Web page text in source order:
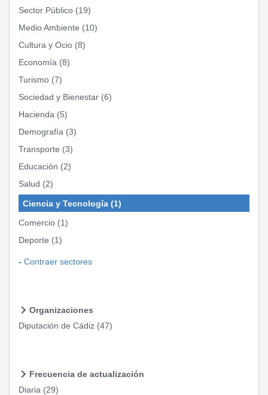
Sector Público (19)
Medio Ambiente (10)
Cultura y Ocio (8)
Economía (8)
Turismo (7)
Sociedad y Bienestar (6)
Hacienda (5)
Demografía (3)
Transporte (3)
Educación (2)
Salud (2)
Ciencia y Tecnología (1)
Comercio (1)
Deporte (1)
Contraer sectores
Organizaciones
Diputación de Cádiz (47)
Frecuencia de actualización
Diaria (29)